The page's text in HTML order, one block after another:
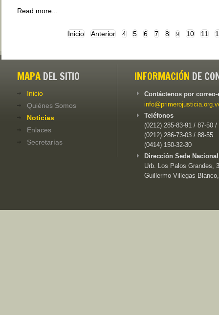
Read more...
Inicio Anterior 4 5 6 7 8 9 10 11
MAPA DEL SITIO
Inicio
Quiénes Somos
Noticias
Enlaces
Secretarías
INFORMACIÓN DE
Contáctenos por
Teléfonos
(0212) 285-83-91 / 87-50 /
(0212) 286-73-03 / 88-55
(0414) 150-32-30
Dirección Sede
Urb. Los Palos Grandes,
Guillermo Villegas